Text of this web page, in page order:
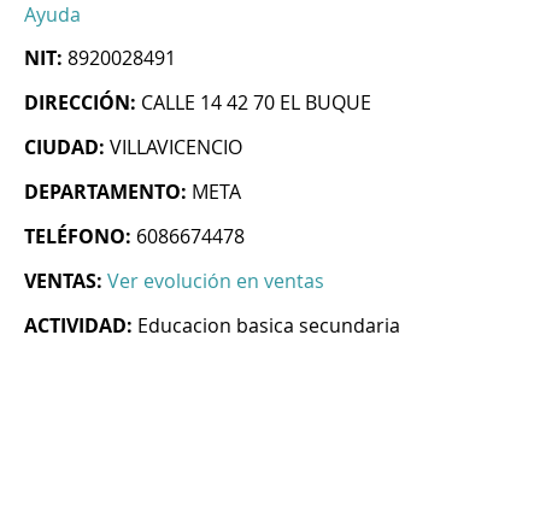
Ayuda
NIT: 8920028491
DIRECCIÓN: CALLE 14 42 70 EL BUQUE
CIUDAD: VILLAVICENCIO
DEPARTAMENTO: META
TELÉFONO: 6086674478
VENTAS: Ver evolución en ventas
ACTIVIDAD: Educacion basica secundaria